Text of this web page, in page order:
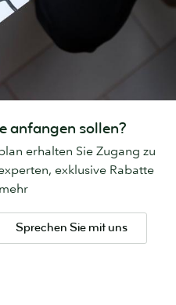
anfangen sollen?
erhalten Sie Zugang zu
exklusive Rabatte
Sprechen Sie mit uns